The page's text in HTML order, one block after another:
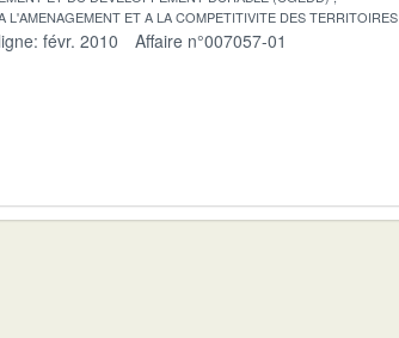
L'AMENAGEMENT ET A LA COMPETITIVITE DES TERRITOIRES
févr. 2010 Affaire n°007057-01